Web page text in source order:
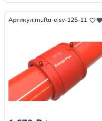
Артикул:mufta-elsv-125-11